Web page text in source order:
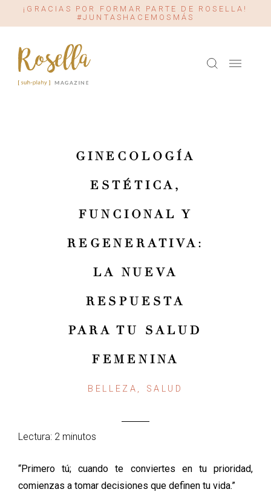
¡GRACIAS POR FORMAR PARTE DE ROSELLA!
#JUNTASHACEMOSMÁS
GINECOLOGÍA
ESTÉTICA,
FUNCIONAL Y
REGENERATIVA:
LA NUEVA
RESPUESTA
PARA TU SALUD
FEMENINA
BELLEZA, SALUD
Lectura: 2 minutos
“Primero tú; cuando te conviertes en tu prioridad,
comienzas a tomar decisiones que definen tu vida.”